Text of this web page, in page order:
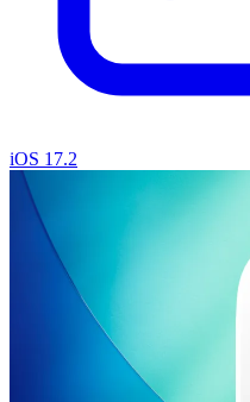
iOS 17.2